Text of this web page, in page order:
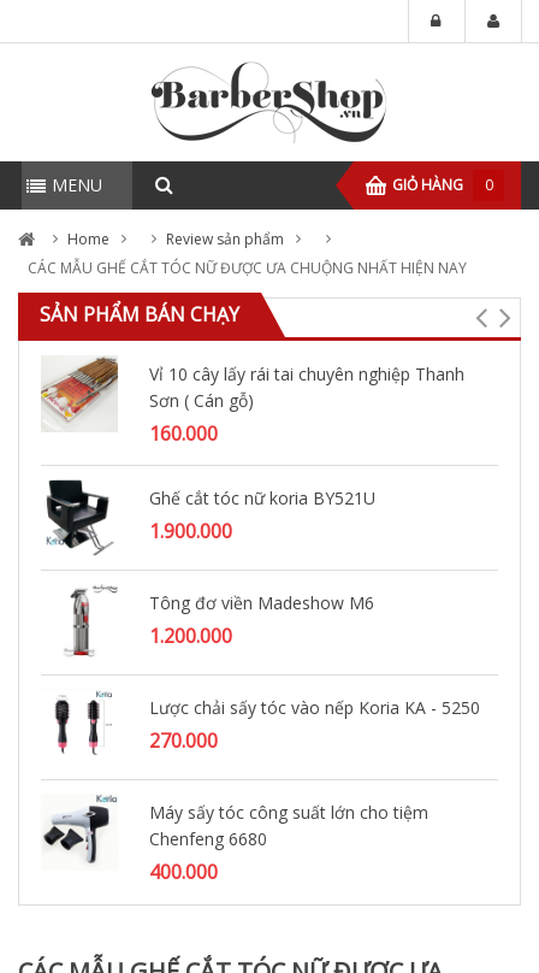
MENU GIỎ HÀNG 0
Home
Review sản phẩm
CÁC MẪU GHẾ CẮT TÓC NỮ ĐƯỢC ƯA CHUỘNG NHẤT HIỆN NAY
SẢN PHẨM BÁN CHẠY
Vỉ 10 cây lấy rái tai chuyên nghiệp Thanh
Sơn ( Cán gỗ)
160.000
Ghế cắt tóc nữ koria BY521U
1.900.000
Tông đơ viền Madeshow M6
1.200.000
Lược chải sấy tóc vào nếp Koria KA - 5250
270.000
Máy sấy tóc công suất lớn cho tiệm
Chenfeng 6680
400.000